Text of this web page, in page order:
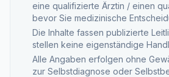
eine qualifizierte Ärztin / einen
bevor Sie medizinische
Die Inhalte fassen publizierte
stellen keine eigenständige
Alle Angaben erfolgen ohne
zur Selbstdiagnose oder